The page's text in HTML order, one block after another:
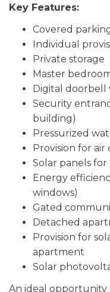
Key Features:
Covered
Individual
Private storage
Master
Digital doorbell
Security
building)
Pressurized
Provision for air
Solar panels
Energy
windows)
Gated
Detached
Provision for
apartment
Solar
An ideal opportunity